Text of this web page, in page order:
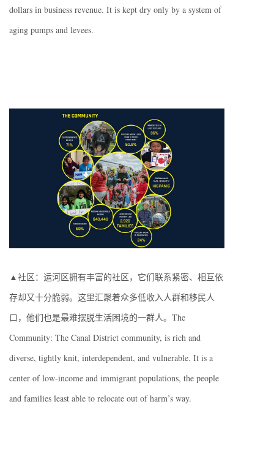
dollars in business revenue. It is kept dry only by a system of
aging pumps and levees.
▲社区：运河区拥有丰富的社区，它们联系紧密、相互依
存却又十分脆弱。这里汇聚着众多低收入人群和移民人
口，他们也是最难摆脱生活困境的一群人。The
Community: The Canal District community, is rich and
diverse, tightly knit, interdependent, and vulnerable. It is a
center of low-income and immigrant populations, the people
and families least able to relocate out of harm’s way.